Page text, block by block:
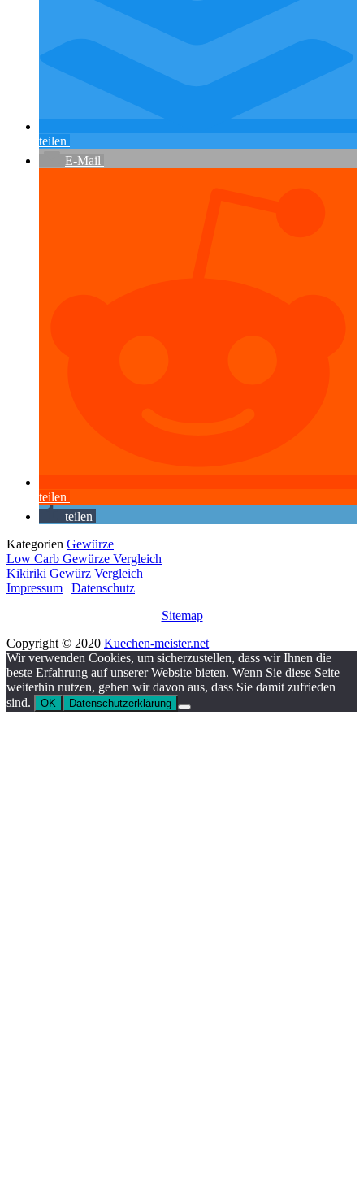
teilen
E-Mail
teilen
teilen
Kategorien Gewürze
Low Carb Gewürze Vergleich
Kikiriki Gewürz Vergleich
Impressum | Datenschutz
Sitemap
Copyright © 2020 Kuechen-meister.net
Wir verwenden Cookies, um sicherzustellen, dass wir Ihnen die
beste Erfahrung auf unserer Website bieten. Wenn Sie diese Seite
weiterhin nutzen, gehen wir davon aus, dass Sie damit zufrieden
sind.
OK Datenschutzerklärung